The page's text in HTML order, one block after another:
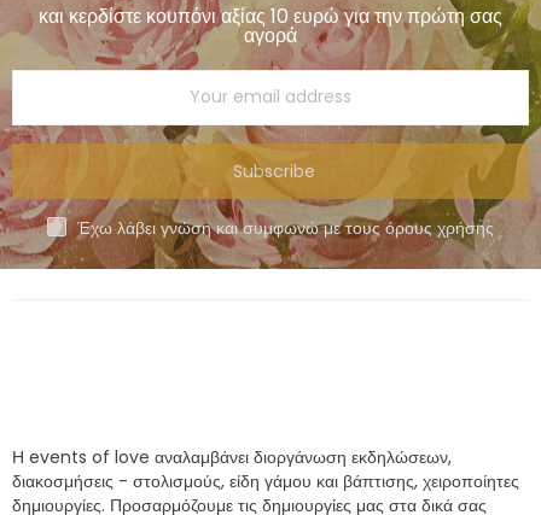
και κερδίστε κουπόνι αξίας 10 ευρώ για την πρώτη σας
αγορά
Subscribe
Έχω λάβει γνώση και συμφωνώ με τους όρους χρήσης
Η events of love αναλαμβάνει διοργάνωση εκδηλώσεων,
διακοσμήσεις - στολισμούς, είδη γάμου και βάπτισης, χειροποίητες
δημιουργίες. Προσαρμόζουμε τις δημιουργίες μας στα δικά σας